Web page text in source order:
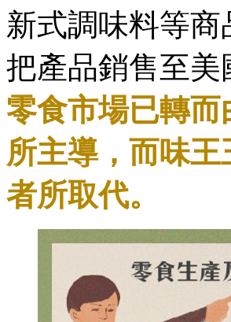
新式調味料等
把產品銷售至
零食市場已轉
所主導，而味
者所取代。